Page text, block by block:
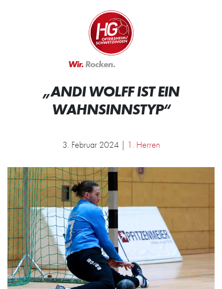
Zur Startseite
Wir.Rocken.
„ANDI WOLFF IST EIN
WAHNSINNSTYP“
3. Februar 2024 | 1. Herren